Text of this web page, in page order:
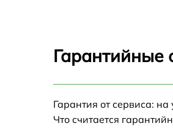
Замена HDMI
Гарантийные
Гарантия от сервиса:
Что считается